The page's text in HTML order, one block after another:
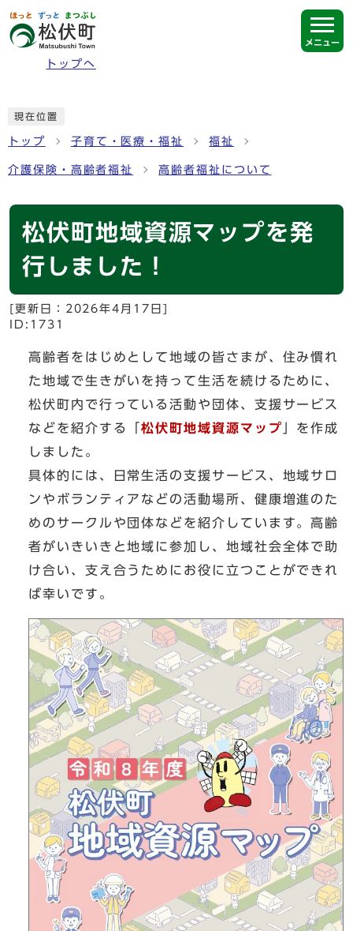
ページの先頭です
トップへ
メニュー
現在位置
トップ 子育て・医療・福祉 福祉
介護保険・高齢者福祉 高齢者福祉について
松伏町地域資源マップを発
行しました！
[更新日： 2026年4月17日
ID:1731
高齢者をはじめとして地域の皆さまが、住み慣れ
た地域で生きがいを持って生活を続けるために、
松伏町内で行っている活動や団体、支援サービス
などを紹介する「松伏町地域資源マップ 」を作成
しました。
具体的には、日常生活の支援サービス、地域サロ
ンやボランティアなどの活動場所、健康増進のた
めのサークルや団体などを紹介しています。高齢
者がいきいきと地域に参加し、地域社会全体で助
け合い、支え合うためにお役に立つことができれ
ば幸いです。